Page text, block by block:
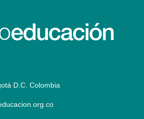
D.C. Colombia